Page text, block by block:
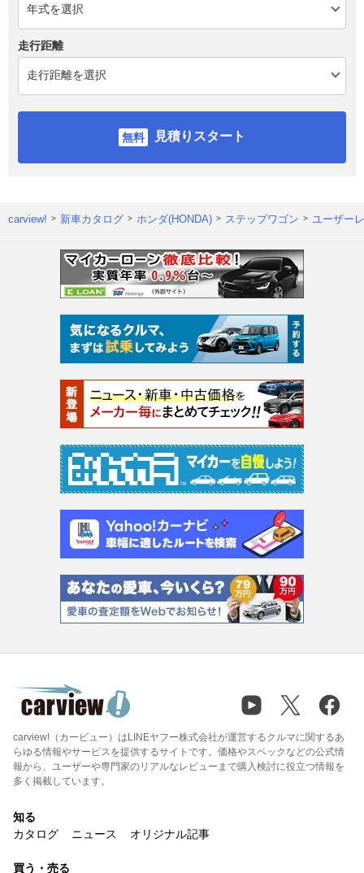
走行距離
見積りスタート
carview! 新車カタログ ホンダ(HONDA) ステップワゴン ユーザー
carview!（カービュー）はLINEヤフー株式会社が運営するクルマに関するあ
らゆる情報やサービスを提供するサイトです。価格やスペックなどの公式情
報から、ユーザーや専門家のリアルなレビューまで購入検討に役立つ情報を
多く掲載しています。
知る
カタログ
ニュース オリジナル記事
買う・売る